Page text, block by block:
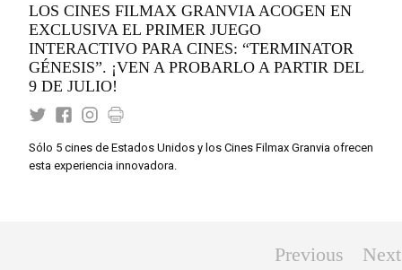
LOS CINES FILMAX GRANVIA ACOGEN EN
EXCLUSIVA EL PRIMER JUEGO
INTERACTIVO PARA CINES: “TERMINATOR
GÉNESIS”. ¡VEN A PROBARLO A PARTIR DEL
9 DE JULIO!
Sólo 5 cines de Estados Unidos y los Cines Filmax Granvia ofrecen
esta experiencia innovadora.
Previous Next